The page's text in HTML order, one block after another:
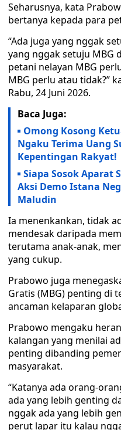
Seharusnya, kata
bertanya kepada para
“Ada juga yang nggak
yang nggak setuju MBG
petani nelayan MBG
MBG perlu atau tidak?”
Rabu, 24 Juni 2026.
Baca Juga:
Omong Kosong
Ngaku Terima Uang
Kepentingan Rakyat!
Siapa Sosok Aparat
Aksi Demo Istana
Maludin
Ia menenkankan, tidak
mendesak daripada
terutama anak-anak,
yang cukup.
Prabowo juga
Gratis (MBG) penting di
ancaman kelaparan
Prabowo mengaku
kalangan yang menilai
penting dibanding
masyarakat.
“Katanya ada orang-
ada yang lebih genting
nggak ada yang lebih
perut lapar itu kalau